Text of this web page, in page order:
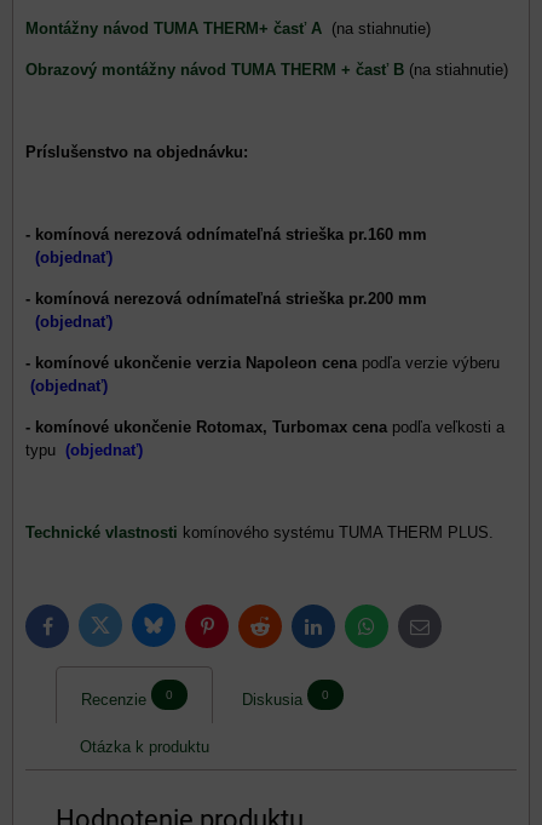
Montážny návod TUMA THERM+ časť A (na stiahnutie)
Obrazový montážny návod TUMA THERM + časť B (na stiahnutie)
Príslušenstvo na objednávku:
- komínová nerezová odnímateľná strieška pr.160 mm
(objednať)
- komínová nerezová odnímateľná strieška pr.200 mm
(objednať)
- komínové ukončenie verzia Napoleon cena podľa verzie výberu
(objednať)
- komínové ukončenie Rotomax, Turbomax cena podľa veľkosti a
typu (objednať)
Technické vlastnosti komínového systému TUMA THERM PLUS.
FacebookTwitter BlueskyPinterestReddit LinkedInWhatsApp
E-
mail
Recenzie 0 Diskusia 0
Otázka k produktu